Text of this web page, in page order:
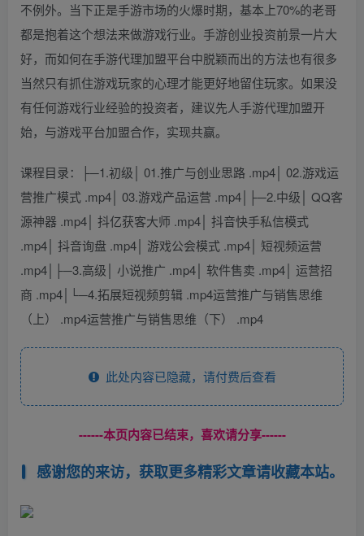
不例外。当下正是手游市场的火爆时期，基本上70%的老哥
都是抱着这个想法来做游戏行业。手游创业投资前景一片大
好，而如何在手游代理加盟平台中脱颖而出的方法也有很多
当然只有抓住游戏玩家的心理才能更好地留住玩家。如果没
有任何游戏行业经验的投资者，建议先人手游代理加盟开
始，与游戏平台加盟合作，实现共赢。
课程目录：├─1.初级│ 01.推广与创业思路 .mp4│ 02.游戏运
营推广模式 .mp4│ 03.游戏产品运营 .mp4│├─2.中级│ QQ客
源神器 .mp4│ 抖亿获客大师 .mp4│ 抖音快手私信模式
.mp4│ 抖音询盘 .mp4│ 游戏公会模式 .mp4│ 短视频运营
.mp4│├─3.高级│ 小说推广 .mp4│ 软件售卖 .mp4│ 运营招
商 .mp4│└─4.拓展短视频剪辑 .mp4运营推广与销售思维
（上） .mp4运营推广与销售思维（下） .mp4
此处内容已隐藏，请付费后查看
------本页内容已结束，喜欢请分享------
感谢您的来访，获取更多精彩文章请收藏本站。